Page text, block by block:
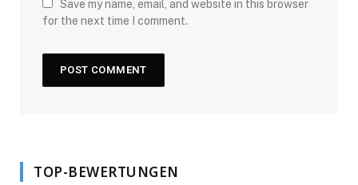
Save my name, email, and website in this browser
for the next time I comment.
TOP-BEWERTUNGEN